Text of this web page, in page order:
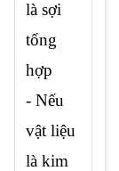
là sợi
tổng
hợp
- Nếu
vật liệu
là kim